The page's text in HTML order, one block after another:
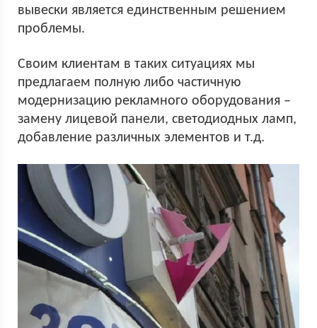
вывески является единственным решением
проблемы.
Своим клиентам в таких ситуациях мы
предлагаем полную либо частичную
модернизацию рекламного оборудования –
замену лицевой панели, светодиодных ламп,
добавление различных элементов и т.д.